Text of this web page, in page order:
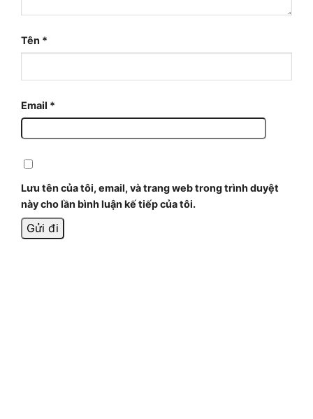
Tên *
Email *
Lưu tên của tôi, email, và trang web trong trình duyệt
này cho lần bình luận kế tiếp của tôi.